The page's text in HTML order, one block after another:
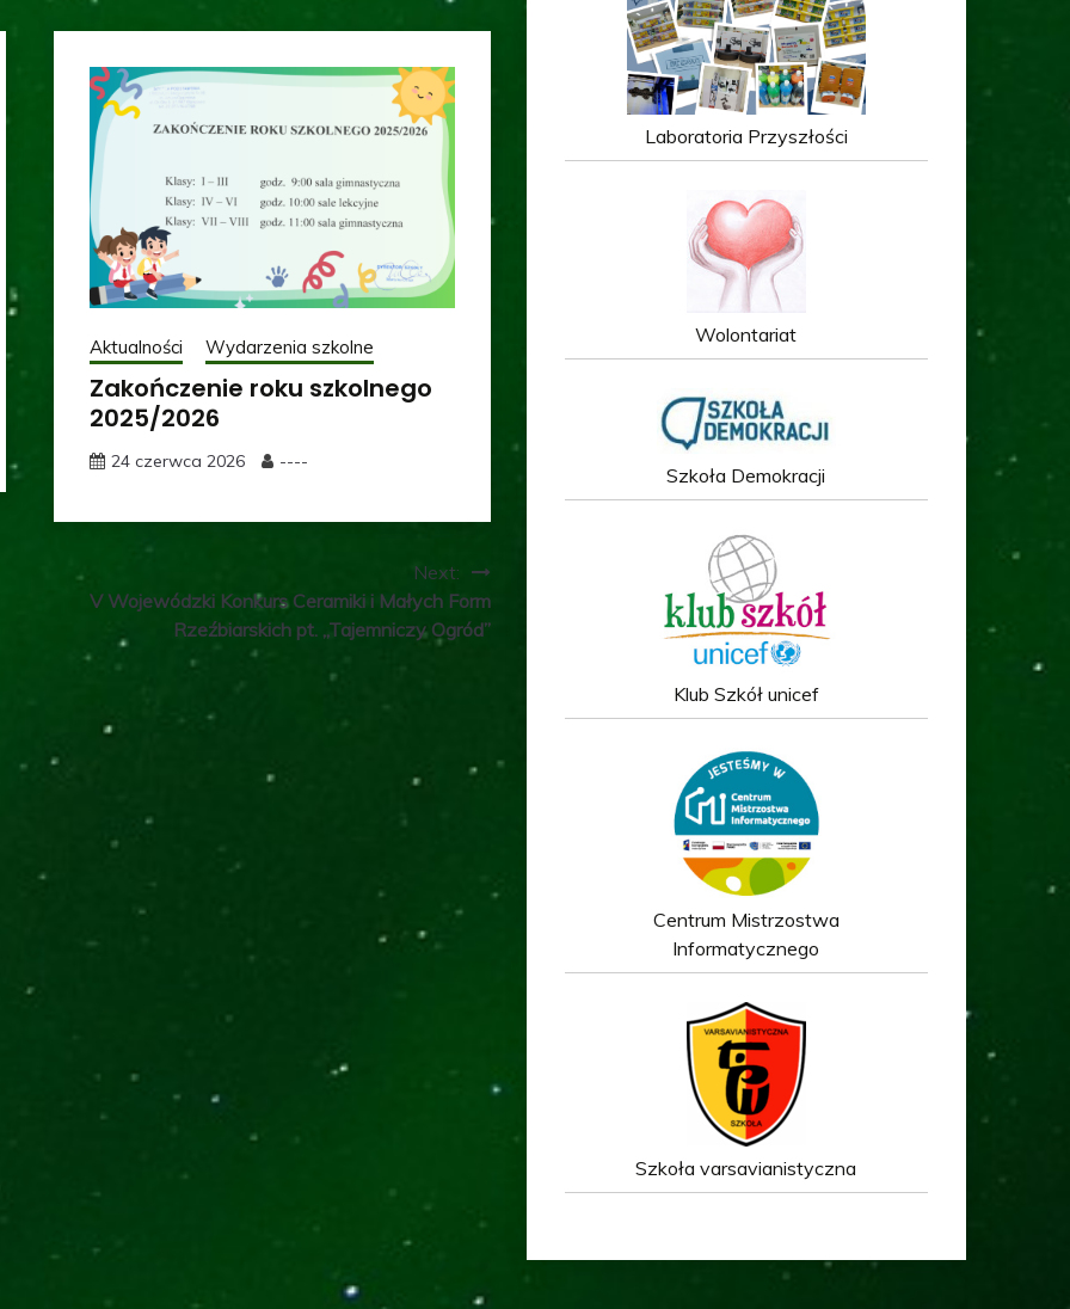
Aktualności Wydarzenia szkolne
Zakończenie roku szkolnego
2025/2026
24 czerwca 2026 ----
Next:
V Wojewódzki Konkurs Ceramiki i Małych Form
Rzeźbiarskich pt. „Tajemniczy Ogród”
Laboratoria Przyszłości
Wolontariat
Szkoła Demokracji
Klub Szkół unicef
Centrum Mistrzostwa
Informatycznego
Szkoła varsavianistyczna